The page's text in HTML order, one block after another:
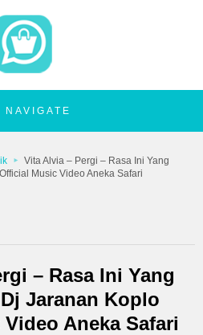
NAVIGATE
Vita Alvia – Pergi – Rasa Ini Yang
Music Video Aneka Safari
– Rasa Ini Yang
Jaranan Koplo
Aneka Safari